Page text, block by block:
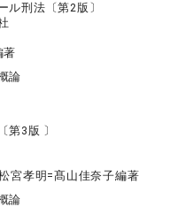
ル刑法〔第2版〕
著
論
第3版 〕
宮孝明=髙山佳奈子編著
論